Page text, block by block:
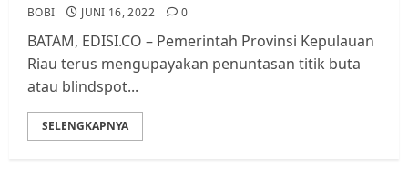
BOBI JUNI 16, 2022 0
BATAM, EDISI.CO – Pemerintah Provinsi Kepulauan
Riau terus mengupayakan penuntasan titik buta
atau blindspot...
SELENGKAPNYA
5
Tim Advokasi Desak BP Batam
Berhenti Merampas Tanah
Warga Rempang
JULI 15, 2026 0